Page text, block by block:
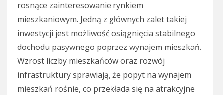
rosnące zainteresowanie rynkiem
mieszkaniowym. Jedną z głównych zalet takiej
inwestycji jest możliwość osiągnięcia stabilnego
dochodu pasywnego poprzez wynajem mieszkań.
Wzrost liczby mieszkańców oraz rozwój
infrastruktury sprawiają, że popyt na wynajem
mieszkań rośnie, co przekłada się na atrakcyjne